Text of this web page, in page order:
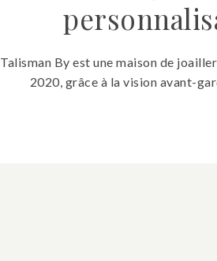
Talisman By est une maison de
2020, grâce à la vision avant-